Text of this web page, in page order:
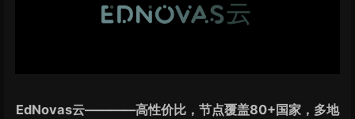
EdNovas云————高性价比，节点覆盖80+国家，多地